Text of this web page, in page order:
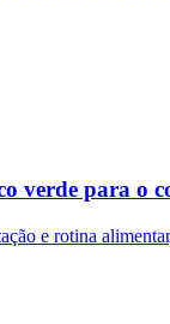
verde para o
e rotina